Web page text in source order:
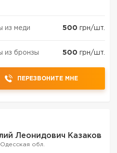
из меди 500 грн/шт.
из бронзы 500 грн/шт.
ПЕРЕЗВОНИТЕ МНЕ
Леонидович Казаков
обл.